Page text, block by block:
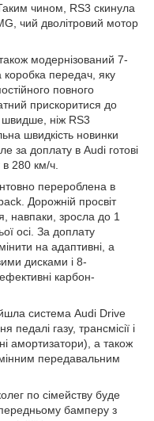
чином, RS3 скинула
чий дволітровий мотор
модернізований 7-
коробка передач, яку
повного
прискоритися до
ніж RS3
швидкість новинки
за доплату в Audi готові
280 км/ч.
перероблена в
Дорожній просвіт
навпаки, зросла до 1
осі. За доплату
на адаптивні, а
дисками і 8-
карбон-
система Audi Drive
газу, трансмісії і
амортизатори), а також
передавальним
по сімейству буде
бамперу з